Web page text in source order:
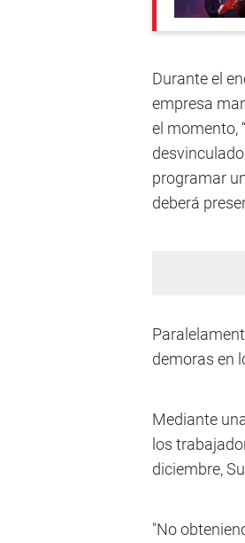
Durante el
empresa
el momento,
programar
deberá
demoras en
Mediante
los
diciembre,
"No